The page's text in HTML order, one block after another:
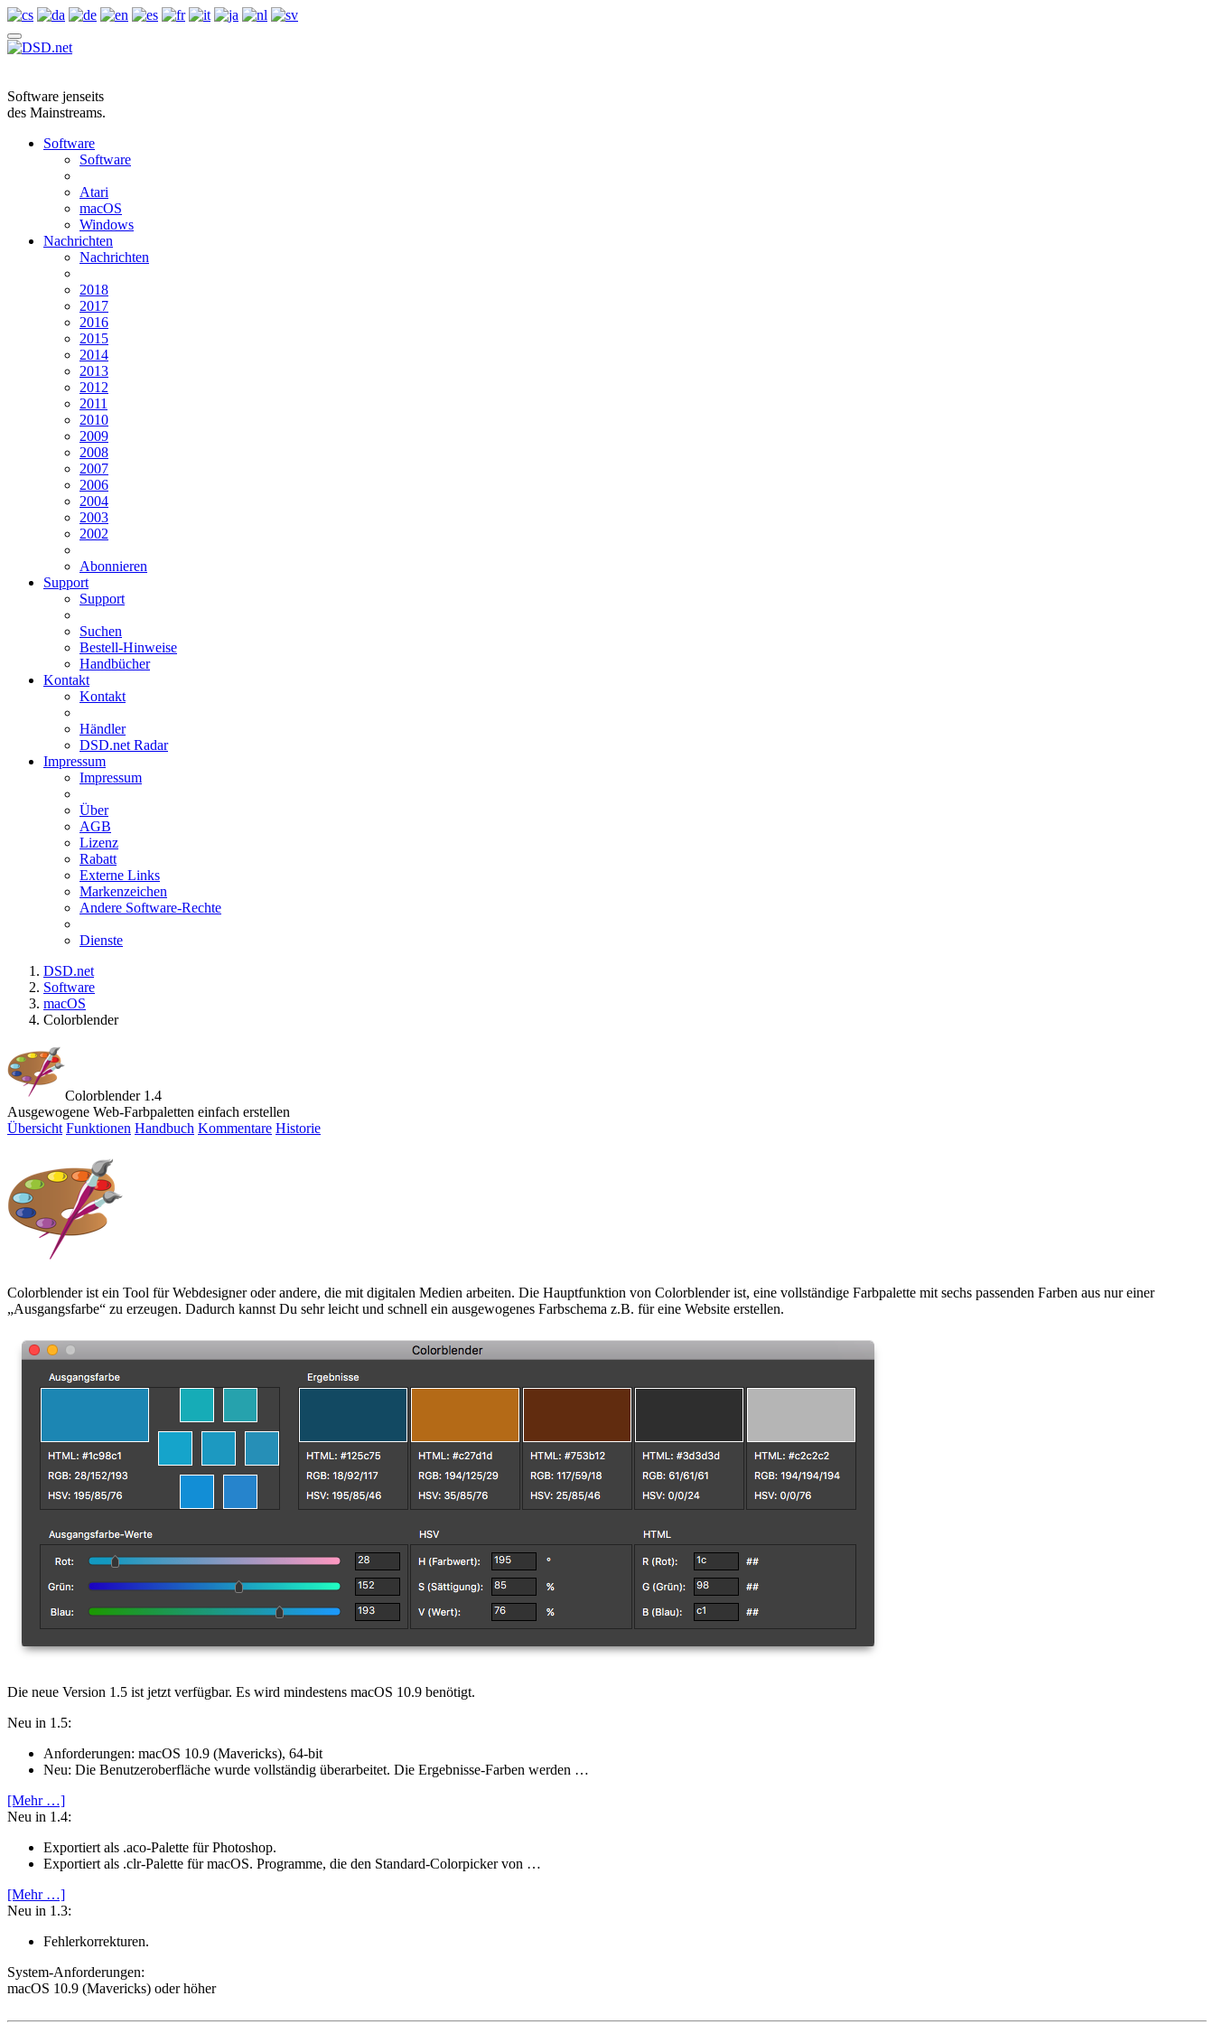
Software jenseits
des Mainstreams.
Software
Software
Atari
macOS
Windows
Nachrichten
Nachrichten
2018
2017
2016
2015
2014
2013
2012
2011
2010
2009
2008
2007
2006
2004
2003
2002
Abonnieren
Support
Support
Suchen
Bestell-Hinweise
Handbücher
Kontakt
Kontakt
Händler
DSD.net Radar
Impressum
Impressum
Über
AGB
Lizenz
Rabatt
Externe Links
Markenzeichen
Andere Software-Rechte
Dienste
DSD.net
Software
macOS
Colorblender
Colorblender 1.4
Ausgewogene Web-Farbpaletten einfach erstellen
Übersicht Funktionen Handbuch Kommentare Historie
Colorblender ist ein Tool für Webdesigner oder andere, die mit digitalen Medien arbeiten. Die Hauptfunktion von Colorblender ist, eine vollständige Farbpalette mit sechs passenden Farben aus nur einer
Ausgangsfarbe
zu erzeugen. Dadurch kannst Du sehr leicht und schnell ein ausgewogenes Farbschema z.B. für eine Website erstellen.
Die neue Version 1.5 ist jetzt verfügbar. Es wird mindestens macOS 10.9 benötigt.
Neu in 1.5:
Anforderungen: macOS 10.9 (Mavericks), 64-bit
Neu: Die Benutzeroberfläche wurde vollständig überarbeitet. Die Ergebnisse-Farben werden …
[Mehr …]
Neu in 1.4:
Exportiert als .aco-Palette für Photoshop.
Exportiert als .clr-Palette für macOS. Programme, die den Standard-Colorpicker von …
[Mehr …]
Neu in 1.3:
Fehlerkorrekturen.
System-­Anforderungen:
macOS 10.9 (Mavericks) oder höher